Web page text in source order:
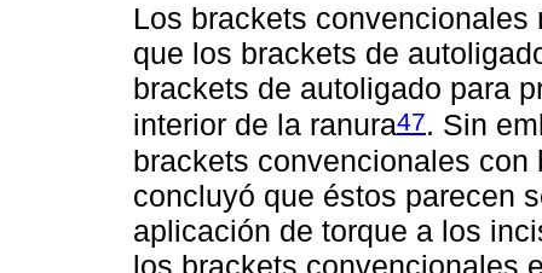
Los brackets
que los brackets de
brackets de autoligado para
interior de la ranura47. Sin
brackets convencionales
concluyó que éstos parecen
aplicación de torque a los
los brackets convencionales